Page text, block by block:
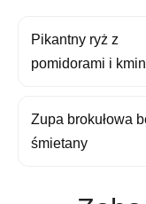
Pikantny ryż z
pomidorami i
Zupa brokułowa
śmietany